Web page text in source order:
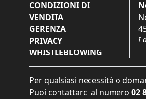
CONDIZIONI DI
VENDITA
GERENZA
PRIVACY
WHISTLEBLOWING
I
Per qualsiasi necessità o
Puoi contattarci al numero 02